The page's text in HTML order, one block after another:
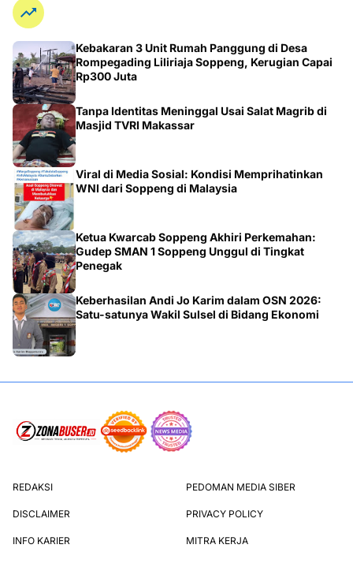
Kebakaran 3 Unit Rumah Panggung di Desa
Rompegading Liliriaja Soppeng, Kerugian Capai
Rp300 Juta
Tanpa Identitas Meninggal Usai Salat Magrib di
Masjid TVRI Makassar
Viral di Media Sosial: Kondisi Memprihatinkan
WNI dari Soppeng di Malaysia
Ketua Kwarcab Soppeng Akhiri Perkemahan:
Gudep SMAN 1 Soppeng Unggul di Tingkat
Penegak
Keberhasilan Andi Jo Karim dalam OSN 2026:
Satu-satunya Wakil Sulsel di Bidang Ekonomi
REDAKSI PEDOMAN MEDIA SIBER
DISCLAIMER PRIVACY POLICY
INFO KARIER MITRA KERJA